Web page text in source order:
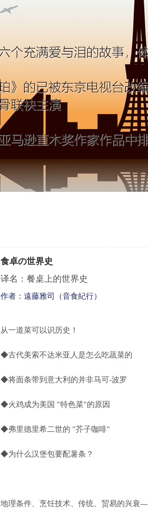
食卓の世界史
译名：餐桌上的世界史
作者：遠藤雅司（音食紀行）
从一道菜可以识历史！
◆古代美索不达米亚人是怎么吃蔬菜的
◆将面条带到意大利的并非马可-波罗
◆火鸡成为美国 "特色菜"的原因
◆弗里德里希二世的 "芥子咖啡"
◆为什么汉堡包要配薯条？
地理条件、烹饪技术、传统、贸易的兴衰---